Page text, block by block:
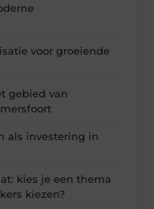
voor groeiende
gebied van
als investering in
kies je een thema
kiezen?